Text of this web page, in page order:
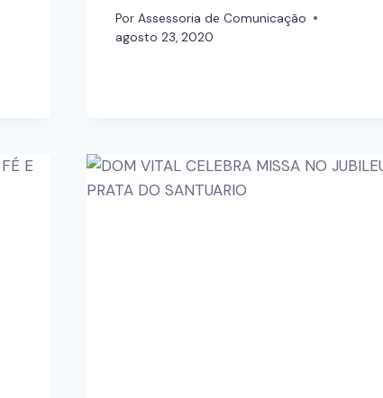
Por Assessoria de Comunicação
agosto 23, 2020